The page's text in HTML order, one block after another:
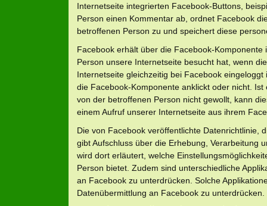
Internetseite integrierten Facebook-Buttons,
Person einen Kommentar ab, ordnet Facebook
betroffenen Person zu und speichert diese
Facebook erhält über die Facebook-
Person unsere Internetseite besucht hat, wenn
Internetseite gleichzeitig bei Facebook
die Facebook-Komponente anklickt oder nicht.
von der betroffenen Person nicht gewollt, kann
einem Aufruf unserer Internetseite aus ihrem
Die von Facebook veröffentlichte Datenrichtlinie,
gibt Aufschluss über die Erhebung, Verarbeitung
wird dort erläutert, welche
Person bietet. Zudem sind unterschiedliche
an Facebook zu unterdrücken. Solche
Datenübermittlung an Facebook zu unterdrücken.